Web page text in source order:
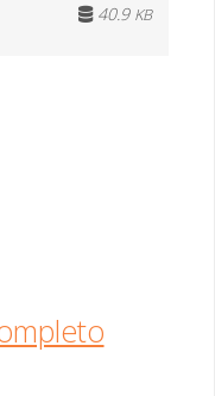
40.9 KB